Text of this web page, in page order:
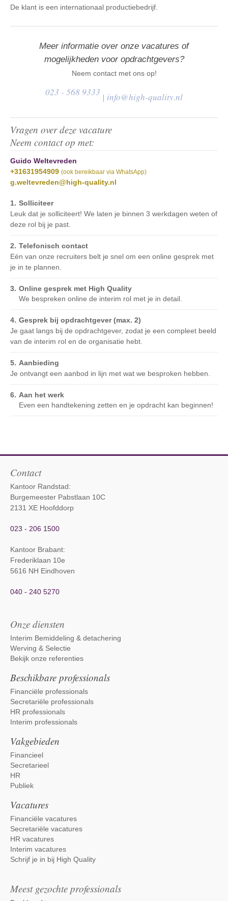
Vragen over deze vacature
Neem contact op met:
Guido Weltevreden
+31631954909 (ook bereikbaar via WhatsApp)
g.weltevreden@high-quality.nl
Solliciteer
Leuk dat je solliciteert! We laten je binnen 3 werkdagen weten of
deze rol bij je past.
Telefonisch contact
Eén van onze recruiters belt je snel om een online gesprek met
je in te plannen.
Online gesprek met High Quality
We bespreken online de interim rol met je in detail.
Gesprek bij opdrachtgever (max. 2)
Je gaat langs bij de opdrachtgever, zodat je een compleet beeld
van de interim rol en de organisatie hebt.
Aanbieding
Je ontvangt een aanbod in lijn met wat we besproken hebben.
Aan het werk
Even een handtekening zetten en je opdracht kan beginnen!
De klant is een internationaal productiebedrijf.
Meer informatie over onze vacatures of
mogelijkheden voor opdrachtgevers?
Neem contact met ons op!
023 - 568 9333 | info@high-quality.nl
Contact
Kantoor Randstad:
Burgemeester Pabstlaan 10C
2131 XE Hoofddorp
023 - 206 1500
Kantoor Brabant:
Frederiklaan 10e
5616 NH Eindhoven
040 - 240 5270
Onze diensten
Interim Bemiddeling & detachering
Werving & Selectie
Bekijk onze referenties
Beschikbare professionals
Financiële professionals
Secretariële professionals
HR professionals
Interim professionals
Vakgebieden
Financieel
Secretarieel
HR
Publiek
Vacatures
Financiële vacatures
Secretariële vacatures
HR vacatures
Interim vacatures
Schrijf je in bij High Quality
Meest gezochte professionals